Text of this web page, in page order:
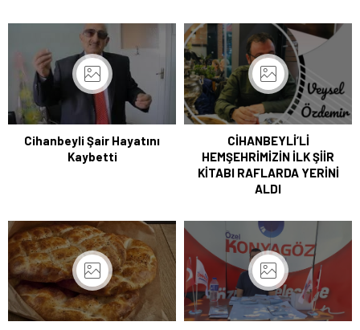
Cihanbeyli Şair Hayatını
Kaybetti
CİHANBEYLİ’Lİ
HEMŞEHRİMİZİN İLK ŞİİR
KİTABI RAFLARDA YERİNİ
ALDI